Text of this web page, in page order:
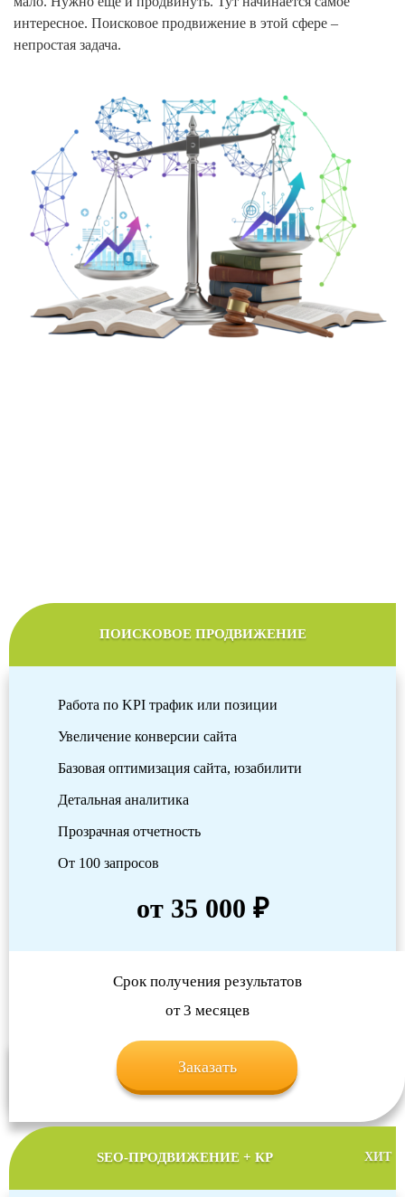
интересное. Поисковое продвижение в этой сфере –
непростая задача.
ПОИСКОВОЕ ПРОДВИЖЕНИЕ
Работа по KPI трафик или позиции
Увеличение конверсии сайта
Базовая оптимизация сайта, юзабилити
Детальная аналитика
Прозрачная отчетность
От 100 запросов
от 35 000 ₽
Срок получения результатов
от 3 месяцев
Заказать
SEO-ПРОДВИЖЕНИЕ + КР ХИТ